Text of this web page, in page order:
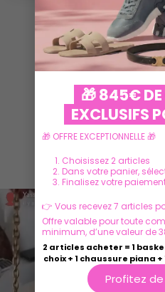
VOIR
Ils parlent
🎁 845€
EXCLUSIFS
🎁 OFFRE EXCEPTIONNELLE 🎁
Choisissez 2 articles
Dans votre panier,
Finalisez votre
👉 Vous recevez 7 articles
Offre valable pour toute
minimum, d’une valeur de
2 articles acheter = 1
choix + 1 chaussure piana
Profitez